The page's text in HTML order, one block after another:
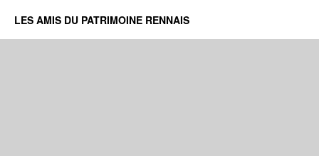
LES AMIS DU PATRIMOINE RENNAIS